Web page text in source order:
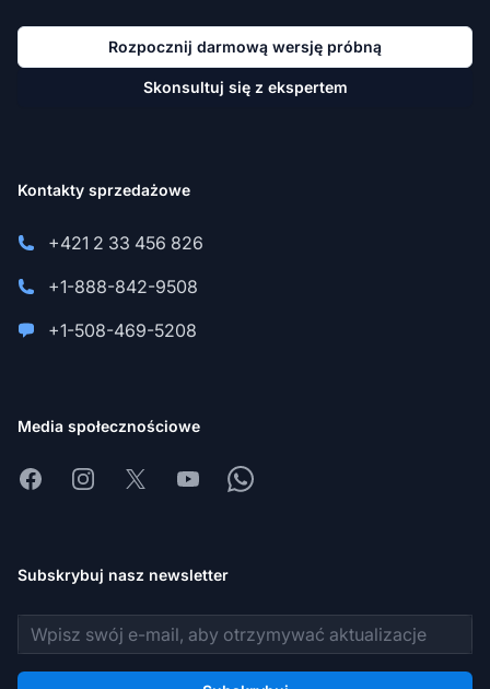
Rozpocznij darmową wersję próbną
Skonsultuj się z ekspertem
Kontakty sprzedażowe
+421 2 33 456 826
+1-888-842-9508
+1-508-469-5208
Media społecznościowe
FacebookInstagram
X YoutubeWhatsapp
Subskrybuj nasz newsletter
Adres e-mail